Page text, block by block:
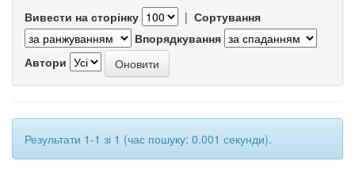
Вивести на сторінку | Сортування
Впорядкування
Автори
Результати 1-1 зі 1 (час пошуку: 0.001 секунди).